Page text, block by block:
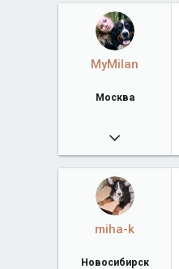
Город
MyMilan
Москва
01.12.2007
5 378
bernclub.ru
Город
Москва
miha-k
Новосибирск